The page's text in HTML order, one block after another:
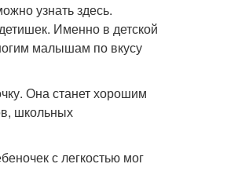
узнать здесь.
Именно в детской
малышам по вкусу
Она станет хорошим
школьных
с легкостью мог